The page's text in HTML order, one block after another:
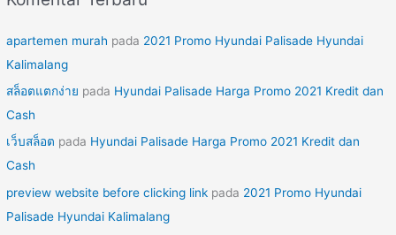
apartemen murah pada 2021 Promo Hyundai Palisade Hyundai
Kalimalang
สล็อตแตกง่าย pada Hyundai Palisade Harga Promo 2021 Kredit dan
Cash
เว็บสล็อต pada Hyundai Palisade Harga Promo 2021 Kredit dan
Cash
preview website before clicking link pada 2021 Promo Hyundai
Palisade Hyundai Kalimalang